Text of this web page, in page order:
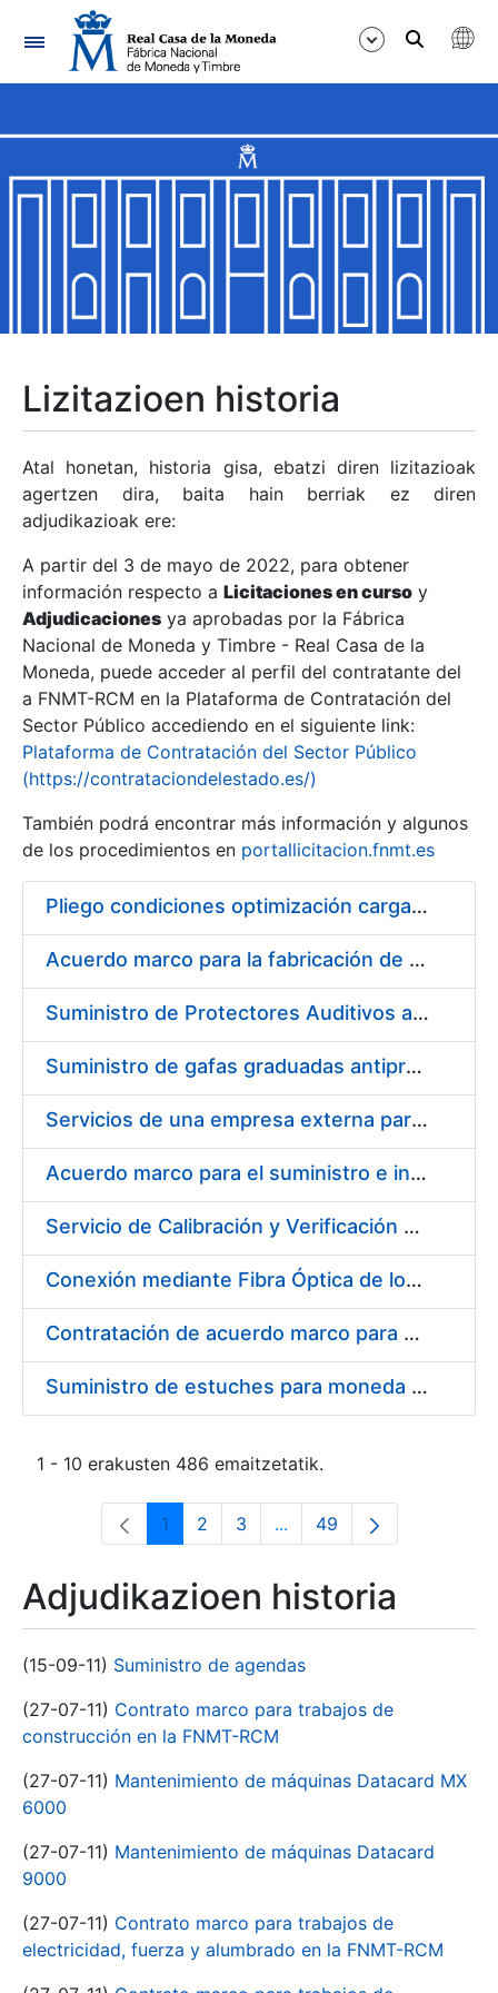
Nabigazioa
Erakutsi/Ezkutatu
Erakutsi/Ezkutatu
Erakutsi/Ezkutatu
Erakutsi/Ezkutatu
Erakutsi/Ezkutatu
Erakutsi/Ezkutatu
Erakutsi/Ezkutatu
Erakutsi/Ezkutatu
Lizitazioen historia
Atal honetan, historia gisa, ebatzi diren lizitazioak
agertzen dira, baita hain berriak ez diren
adjudikazioak ere:
A partir del 3 de mayo de 2022, para obtener
información respecto a Licitaciones en curso y
Adjudicaciones ya aprobadas por la Fábrica
Nacional de Moneda y Timbre - Real Casa de la
Moneda, puede acceder al perfil del contratante del
a FNMT-RCM en la Plataforma de Contratación del
Sector Público accediendo en el siguiente link:
Plataforma de Contratación del Sector Público
(https://contrataciondelestado.es/)
También podrá encontrar más información y algunos
de los procedimientos en portallicitacion.fnmt.es
Pliego condiciones optimización cargas compras firmado
Acuerdo marco para la fabricación de piezas
Suministro de Protectores Auditivos a medida para las personas trabajadoras de los Centros de Trabajo de Madrid y Burgos
Suministro de gafas graduadas antiproyecciones para los trabajadores de la FNMT-RCM en los centros de trabajo de Madrid y Burgos
Servicios de una empresa externa para el asesoramiento y resolución de los recursos de alzada que se presentan relacionados con procesos de selección para la FNMT-RCM
Acuerdo marco para el suministro e instalación de persianas, estores y otros complementos
Servicio de Calibración y Verificación Externa de los Equipos de Medición del Servicio de Prevención de la FNMT-RCM
Conexión mediante Fibra Óptica de los Centros de Proceso de Datos (CPDs) de las sedes de la FNMT-RCM de Burgos y Madrid
Contratación de acuerdo marco para el Suministro de Material de Electricidad para la Fábrica Nacional de Moneda y Timbre-Real Casa de la Moneda en su centro de trabajo de Burgos
Suministro de estuches para moneda de 30 €
1 - 10 erakusten 486 emaitzetatik.
Orrialdea
1 Orrialdea
2 Orrialdea
3 ...Intermediate Pages Use
Orrialdea
49
Adjudikazioen historia
(15-09-11) Suministro de agendas
(27-07-11) Contrato marco para trabajos de
construcción en la FNMT-RCM
(27-07-11) Mantenimiento de máquinas Datacard MX
6000
(27-07-11) Mantenimiento de máquinas Datacard
9000
(27-07-11) Contrato marco para trabajos de
electricidad, fuerza y alumbrado en la FNMT-RCM